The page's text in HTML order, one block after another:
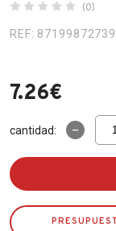
Conócenos
(0)
REF:
7.26€
cantidad:
Taza
Con
250ml